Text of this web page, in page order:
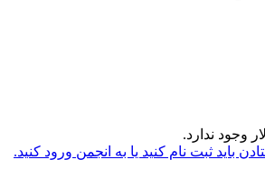
وجود ندارد.
باید ثبت نام کنید یا به انجمن ورود کنید.